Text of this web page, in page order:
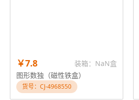
￥7.8
装箱：NaN盒
图形数独（磁性铁盒）
货号：CJ-4968550